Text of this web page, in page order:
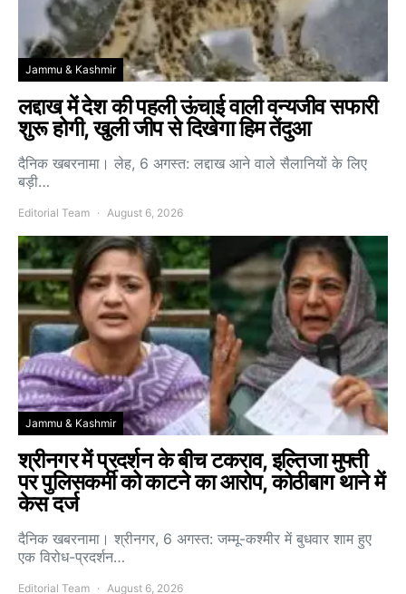
Jammu & Kashmir
लद्दाख में देश की पहली ऊंचाई वाली वन्यजीव सफारी
शुरू होगी, खुली जीप से दिखेगा हिम तेंदुआ
दैनिक खबरनामा। लेह, 6 अगस्त: लद्दाख आने वाले सैलानियों के लिए
बड़ी…
Editorial Team August 6, 2026
Jammu & Kashmir
श्रीनगर में प्रदर्शन के बीच टकराव, इल्तिजा मुफ्ती
पर पुलिसकर्मी को काटने का आरोप, कोठीबाग थाने में
केस दर्ज
दैनिक खबरनामा। श्रीनगर, 6 अगस्त: जम्मू-कश्मीर में बुधवार शाम हुए
एक विरोध-प्रदर्शन…
Editorial Team August 6, 2026